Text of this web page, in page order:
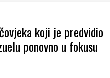
koji je predvidio
ponovno u fokusu